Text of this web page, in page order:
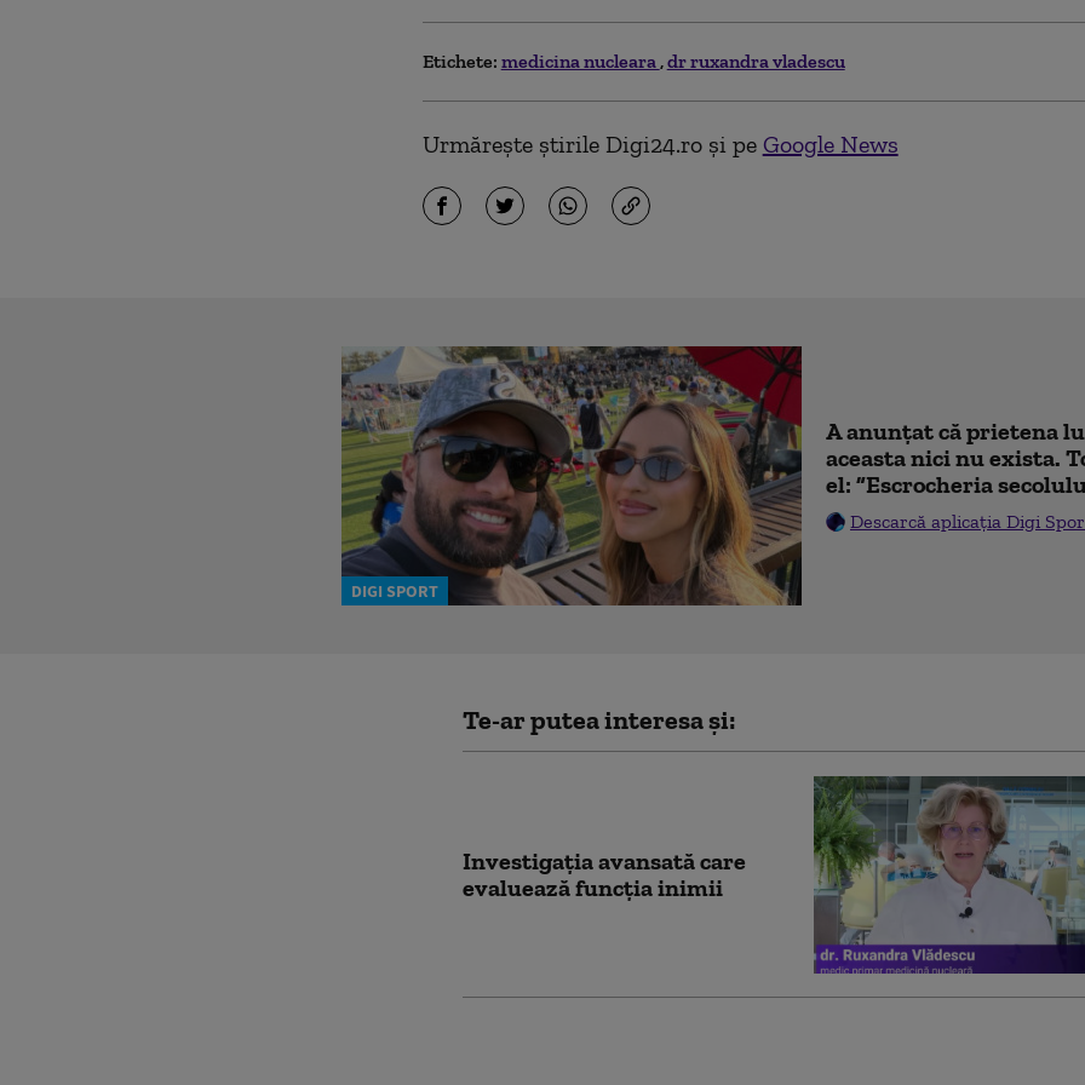
Etichete: medicina nucleara dr ruxandra vladescu
Urmărește știrile Digi24.ro și pe Google News
DIGI SPORT
A anunțat că prietena
aceasta nici nu exista.
el: ”Escrocheria
Descarcă aplicația Digi
Te-ar putea interesa și:
Investigația avansată care
evaluează funcția inimii